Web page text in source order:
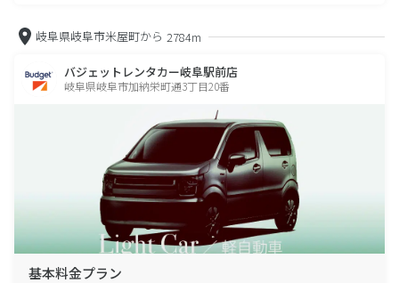
岐阜県岐阜市米屋町から 2784m
バジェットレンタカー岐阜駅前店
岐阜県岐阜市加納栄町通3丁目20番
基本料金プラン